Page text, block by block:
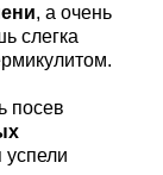
, а очень
слегка
посев